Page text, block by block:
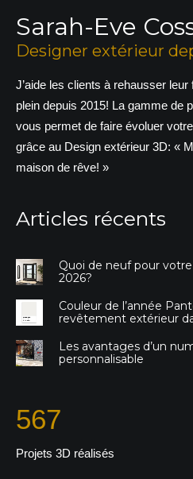
Sarah-Eve
Designer extérieur
J’aide les clients à rehausser
plein depuis 2015! La gamme de
vous permet de faire évoluer
grâce au Design extérieur 3D: «
maison de rêve! »
Articles récents
Quoi de neuf pour
2026?
Couleur de l’année
revêtement extérieur
Les avantages d’un
personnalisable
567
Projets 3D réalisés